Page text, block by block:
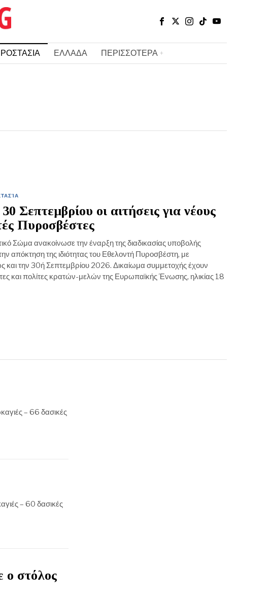
ΕΛΛΑΔΑ ΠΕΡΙΣΣΟΤΕΡΑ
Σεπτεμβρίου οι αιτήσεις για νέους
Πυροσβέστες
Σώμα ανακοίνωσε την έναρξη της διαδικασίας υποβολής
απόκτηση της ιδιότητας του Εθελοντή Πυροσβέστη, με
και την 30ή Σεπτεμβρίου 2026. Δικαίωμα συμμετοχής έχουν
και πολίτες κρατών-μελών της Ευρωπαϊκής Ένωσης, ηλικίας 18
– 66 δασικές
– 60 δασικές
ο στόλος